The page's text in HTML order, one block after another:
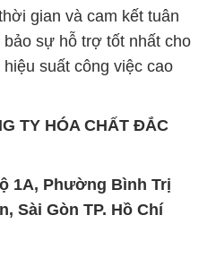
gian và cam kết tuân
sự hỗ trợ tốt nhất cho
suất công việc cao
TY HÓA CHẤT ĐẮC
1A, Phường Bình Trị
Sài Gòn TP. Hồ Chí